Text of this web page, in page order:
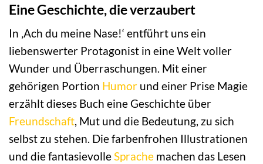
Eine Geschichte, die verzaubert
In ‚Ach du meine Nase!‘ entführt uns ein
liebenswerter Protagonist in eine Welt voller
Wunder und Überraschungen. Mit einer
gehörigen Portion Humor und einer Prise Magie
erzählt dieses Buch eine Geschichte über
Freundschaft, Mut und die Bedeutung, zu sich
selbst zu stehen. Die farbenfrohen Illustrationen
und die fantasievolleSprache machen das Lesen